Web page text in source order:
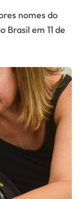
em 11 de